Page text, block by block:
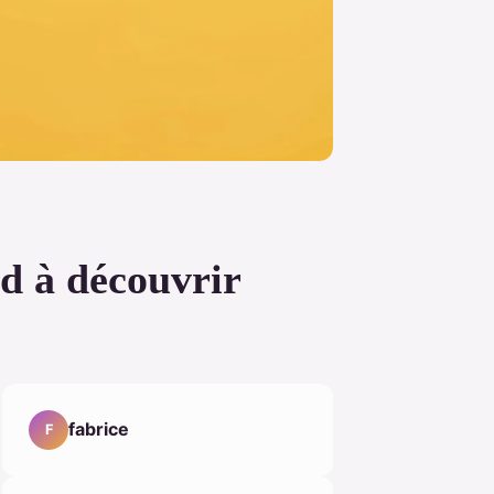
à découvrir
F fabrice